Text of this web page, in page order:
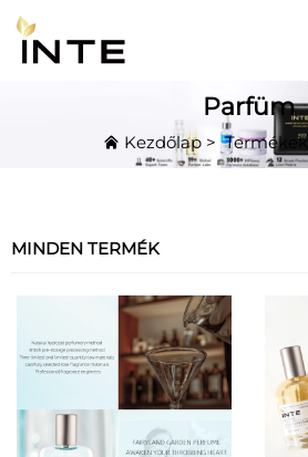
Parfüm
Kezdőlap>Termékek
MINDEN TERMÉK